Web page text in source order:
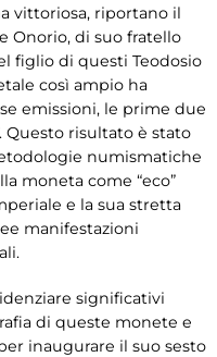
vittoriosa, riportano il
Onorio, di suo fratello
figlio di questi Teodosio
così ampio ha
emissioni, le prime due
Questo risultato è stato
numismatiche
moneta come “eco”
e la sua stretta
manifestazioni
significativi
di queste monete e
inaugurare il suo sesto